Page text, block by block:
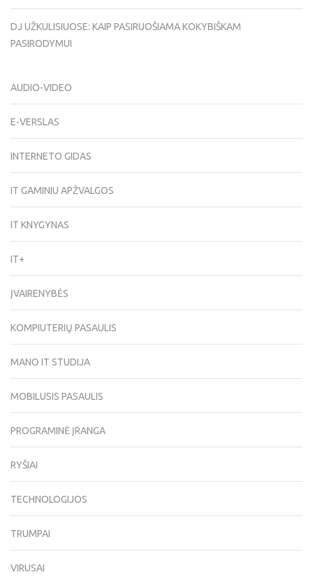
DJ UŽKULISIUOSE: KAIP PASIRUOŠIAMA KOKYBIŠKAM
PASIRODYMUI
AUDIO-VIDEO
E-VERSLAS
INTERNETO GIDAS
IT GAMINIU APŽVALGOS
IT KNYGYNAS
IT+
ĮVAIRENYBĖS
KOMPIUTERIŲ PASAULIS
MANO IT STUDIJA
MOBILUSIS PASAULIS
PROGRAMINĖ ĮRANGA
RYŠIAI
TECHNOLOGIJOS
TRUMPAI
VIRUSAI